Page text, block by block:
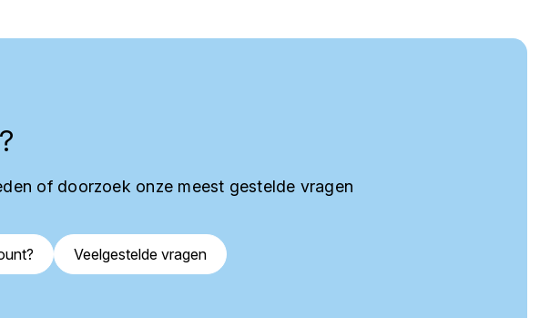
of doorzoek onze meest gestelde vragen
Veelgestelde vragen